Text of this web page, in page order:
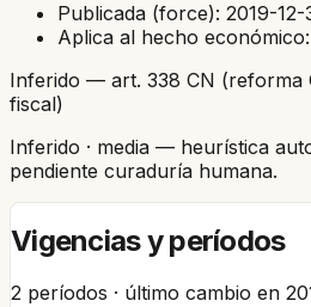
Publicada (force): 2019-12-
Aplica al hecho económico:
Inferido — art. 338 CN
fiscal)
Inferido · media — heurística
pendiente curaduría humana.
Vigencias y períodos
2 períodos · último cambio en